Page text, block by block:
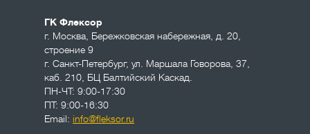
ГК Флексор
г. Москва Бережковская набережная, д. 20,
строение 9
г. Санкт-Петербург, ул. Маршала Говорова, 37,
каб. 210, БЦ Балтийский Каскад.
ПН-ЧТ: 9:00-17:30
ПТ: 9:00-16:30
Email: info@fleksor.ru